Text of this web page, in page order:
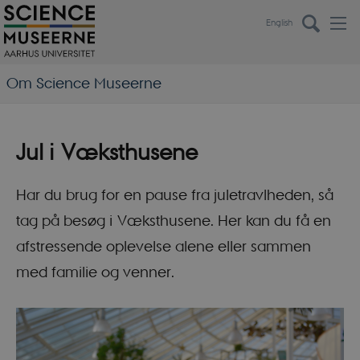
English
Om Science Museerne
Jul i Væksthusene
Har du brug for en pause fra juletravlheden, så
tag på besøg i Væksthusene. Her kan du få en
afstressende oplevelse alene eller sammen
med familie og venner.